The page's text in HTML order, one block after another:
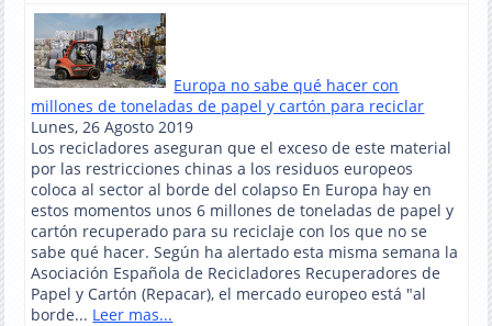
Europa no sabe qué hacer con
millones de toneladas de papel y cartón para reciclar
Lunes, 26 Agosto 2019
Los recicladores aseguran que el exceso de este material
por las restricciones chinas a los residuos europeos
coloca al sector al borde del colapso En Europa hay en
estos momentos unos 6 millones de toneladas de papel y
cartón recuperado para su reciclaje con los que no se
sabe qué hacer. Según ha alertado esta misma semana la
Asociación Española de Recicladores Recuperadores de
Papel y Cartón (Repacar), el mercado europeo está "al
borde... Leer mas...